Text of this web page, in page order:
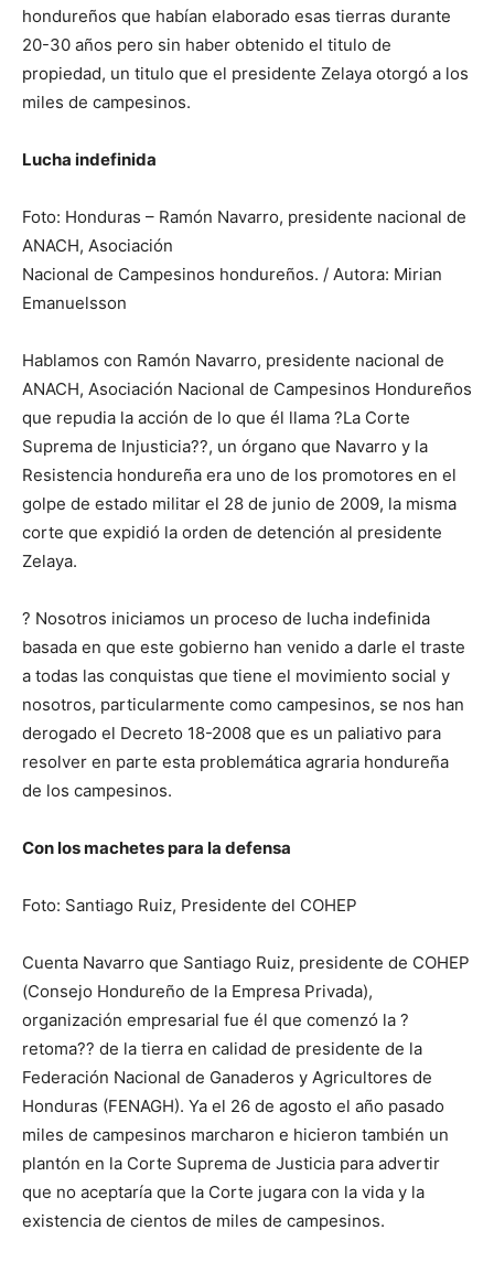
hondureños que habían elaborado esas tierras durante
20-30 años pero sin haber obtenido el titulo de
propiedad, un titulo que el presidente Zelaya otorgó a los
miles de campesinos.
Lucha indefinida
Foto: Honduras – Ramón Navarro, presidente nacional de
ANACH, Asociación
Nacional de Campesinos hondureños. / Autora: Mirian
Emanuelsson
Hablamos con Ramón Navarro, presidente nacional de
ANACH, Asociación Nacional de Campesinos Hondureños
que repudia la acción de lo que él llama ?La Corte
Suprema de Injusticia??, un órgano que Navarro y la
Resistencia hondureña era uno de los promotores en el
golpe de estado militar el 28 de junio de 2009, la misma
corte que expidió la orden de detención al presidente
Zelaya.
? Nosotros iniciamos un proceso de lucha indefinida
basada en que este gobierno han venido a darle el traste
a todas las conquistas que tiene el movimiento social y
nosotros, particularmente como campesinos, se nos han
derogado el Decreto 18-2008 que es un paliativo para
resolver en parte esta problemática agraria hondureña
de los campesinos.
Con los machetes para la defensa
Foto: Santiago Ruiz, Presidente del COHEP
Cuenta Navarro que Santiago Ruiz, presidente de COHEP
(Consejo Hondureño de la Empresa Privada),
organización empresarial fue él que comenzó la ?
retoma?? de la tierra en calidad de presidente de la
Federación Nacional de Ganaderos y Agricultores de
Honduras (FENAGH). Ya el 26 de agosto el año pasado
miles de campesinos marcharon e hicieron también un
plantón en la Corte Suprema de Justicia para advertir
que no aceptaría que la Corte jugara con la vida y la
existencia de cientos de miles de campesinos.